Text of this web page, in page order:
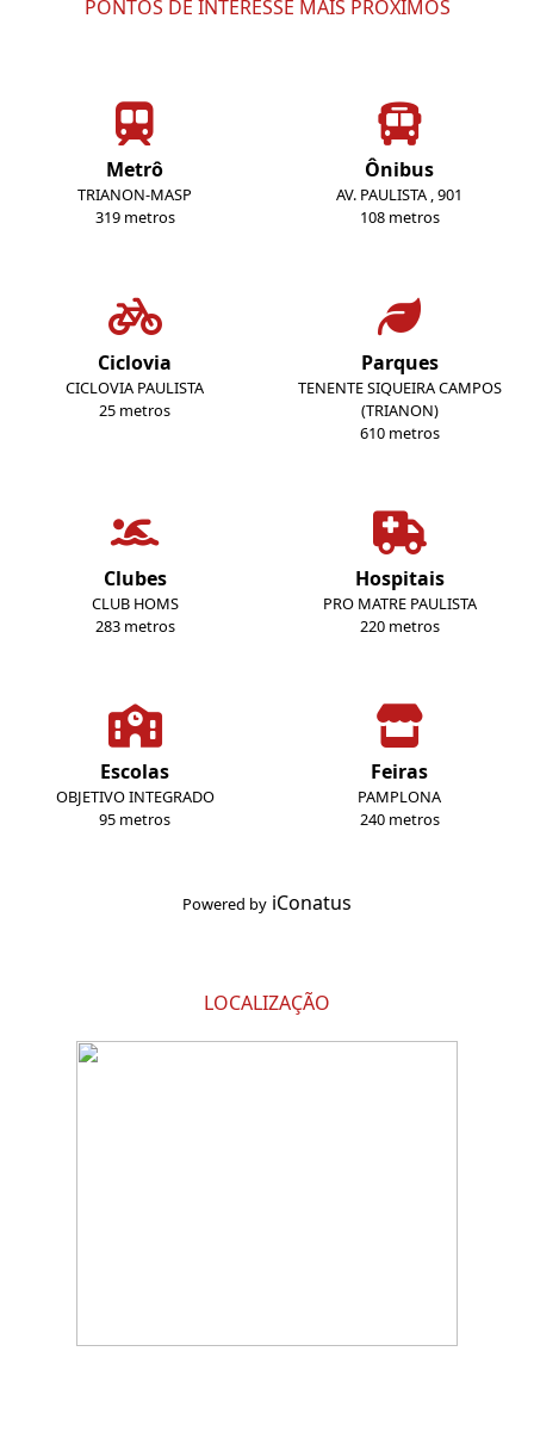
PONTOS DE INTERESSE MAIS PRÓXIMOS
Metrô
TRIANON-MASP
319 metros
Ônibus
AV. PAULISTA , 901
108 metros
Ciclovia
CICLOVIA PAULISTA
25 metros
Parques
TENENTE SIQUEIRA CAMPOS
(TRIANON)
610 metros
Clubes
CLUB HOMS
283 metros
Hospitais
PRO MATRE PAULISTA
220 metros
Escolas
OBJETIVO INTEGRADO
95 metros
Feiras
PAMPLONA
240 metros
Powered by iConatus
LOCALIZAÇÃO